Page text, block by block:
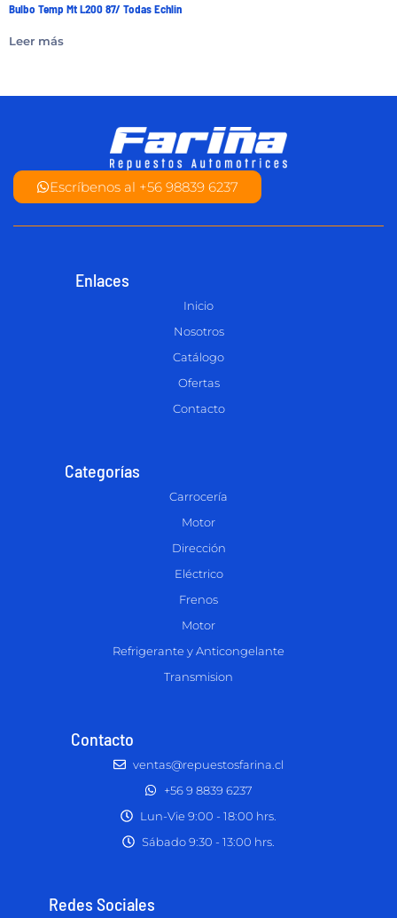
Bulbo Temp Mt L200 87/ Todas Echlin
Leer más
Escríbenos al +56 98839 6237
Enlaces
Inicio
Nosotros
Catálogo
Ofertas
Contacto
Categorías
Carrocería
Motor
Dirección
Eléctrico
Frenos
Motor
Refrigerante y Anticongelante
Transmision
Contacto
ventas@repuestosfarina.cl
+56 9 8839 6237
Lun-Vie 9:00 - 18:00 hrs.
Sábado 9:30 - 13:00 hrs.
Redes Sociales